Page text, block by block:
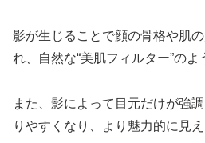
影が生じることで顔の骨格や肌
れ、自然な“美肌フィルター”のよ
また、影によって目元だけが強
りやすくなり、より魅力的に見